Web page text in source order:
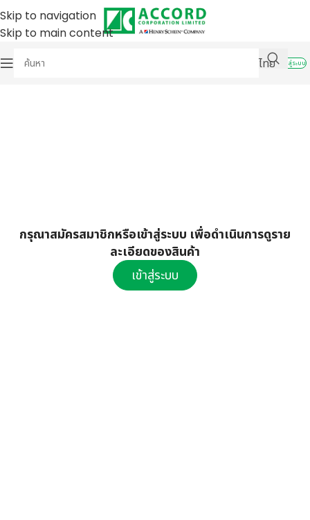
Skip to navigation
Skip to main content
ไทย
เข้าสู่ระบบ
กรุณาสมัครสมาชิกหรือเข้าสู่ระบบ เพื่อดำเนินการดูราย
ละเอียดของสินค้า
เข้าสู่ระบบ